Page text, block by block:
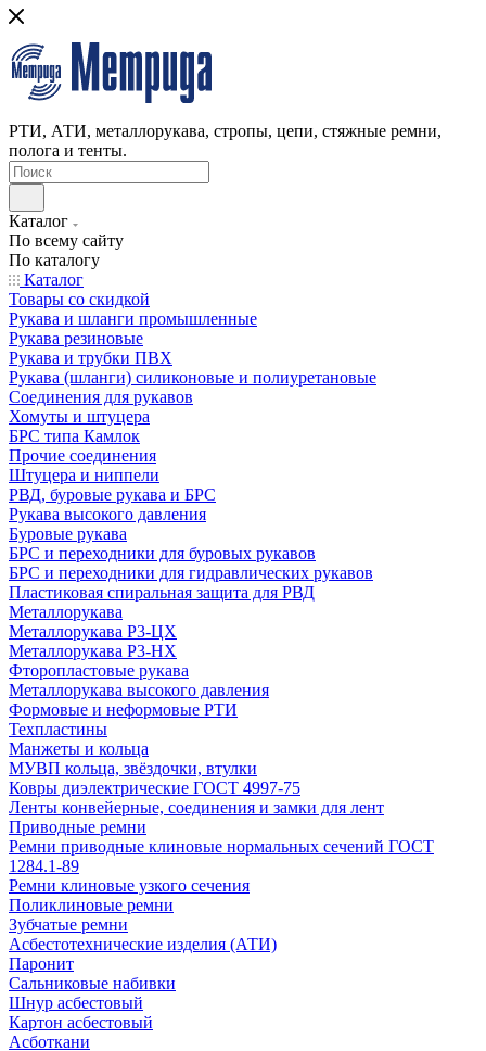
РТИ, АТИ, металлорукава, стропы, цепи, стяжные ремни,
полога и тенты.
Каталог
По всему сайту
По каталогу
Каталог
Товары со скидкой
Рукава и шланги промышленные
Рукава резиновые
Рукава и трубки ПВХ
Рукава (шланги) силиконовые и полиуретановые
Соединения для рукавов
Хомуты и штуцера
БРС типа Камлок
Прочие соединения
Штуцера и ниппели
РВД, буровые рукава и БРС
Рукава высокого давления
Буровые рукава
БРС и переходники для буровых рукавов
БРС и переходники для гидравлических рукавов
Пластиковая спиральная защита для РВД
Металлорукава
Металлорукава Р3-ЦХ
Металлорукава Р3-НХ
Фторопластовые рукава
Металлорукава высокого давления
Формовые и неформовые РТИ
Техпластины
Манжеты и кольца
МУВП кольца, звёздочки, втулки
Ковры диэлектрические ГОСТ 4997-75
Ленты конвейерные, соединения и замки для лент
Приводные ремни
Ремни приводные клиновые нормальных сечений ГОСТ
1284.1-89
Ремни клиновые узкого сечения
Поликлиновые ремни
Зубчатые ремни
Асбестотехнические изделия (АТИ)
Паронит
Сальниковые набивки
Шнур асбестовый
Картон асбестовый
Асботкани